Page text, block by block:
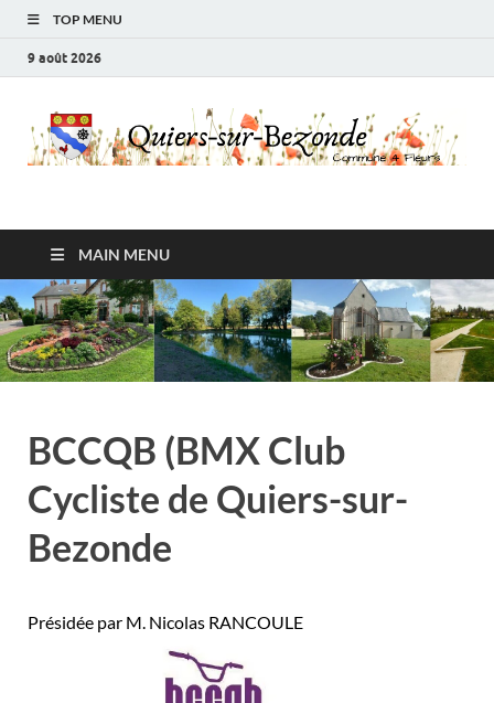
TOP MENU
9 août 2026
Ville de Quiers sur
Bezonde
MAIN MENU
BCCQB (BMX Club
Cycliste de Quiers-sur-
Bezonde
Présidée par M. Nicolas RANCOULE